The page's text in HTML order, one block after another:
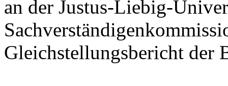
an der Justus-Liebig-
Gleichstellungsbericht der